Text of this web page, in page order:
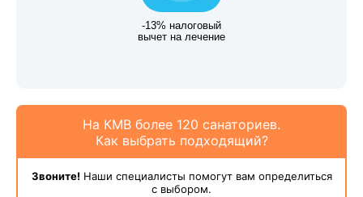
-13% налоговый
вычет на лечение
На КМВ более 120 санаториев.
Как выбрать подходящий?
Звоните!Наши специалисты помогут вам определиться
с выбором.